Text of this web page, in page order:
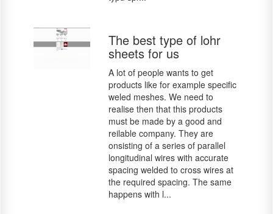
The best type of lohr
sheets for us
A lot of people wants to get
products like for example specific
weled meshes. We need to
realise then that this products
must be made by a good and
reilable company. They are
onsisting of a series of parallel
longitudinal wires with accurate
spacing welded to cross wires at
the required spacing. The same
happens with l...